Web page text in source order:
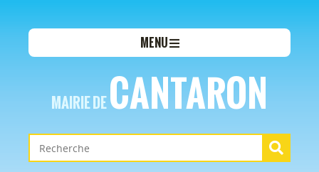
MENU
MAIRIE DECANTARON